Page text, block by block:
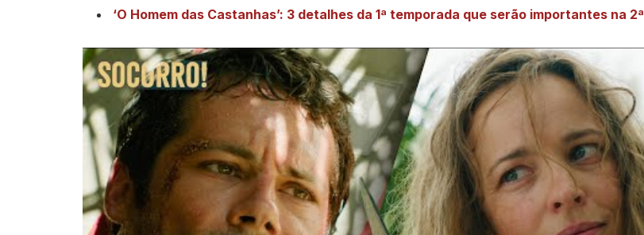
‘O Homem das Castanhas’: 3 detalhes da 1ª temporada que serão importantes na 2ª